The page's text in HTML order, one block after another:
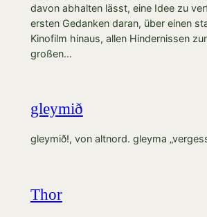
davon abhalten lässt, eine Idee zu
ersten Gedanken daran, über einen
Kinofilm hinaus, allen Hindernissen
großen…
gleymið
gleymið!, von altnord. gleyma
Thor